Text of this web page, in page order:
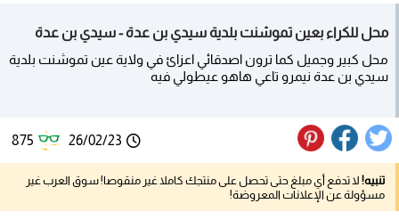
محل للكراء بعين تموشنت بلدية سيدي بن عدة - سيدي بن عدة
محل كبير وجميل كما ترون اصدقائي اعزائ في ولاية عين تموشنت بلدية
سيدي بن عدة نيمرو تاعي هاهو عيطولي فيه
26/02/23
875
تنبيه! لا تدفع أي مبلغ حتى تحصل على منتجك كاملا غير منقوصا! سوق العرب غير
مسؤولة عن الإعلانات المعروضة!